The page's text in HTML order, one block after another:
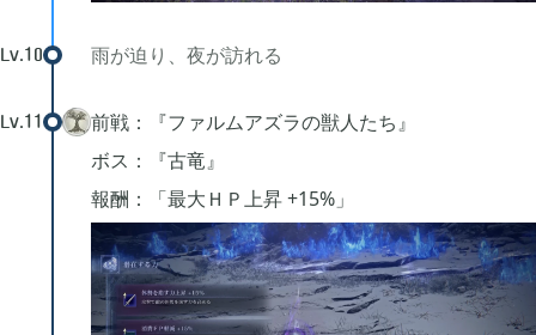
Lv.10 雨が迫り、夜が訪れる
Lv.11
前戦：『ファルムアズラの獣人たち』
ボス：『古竜』
報酬：「最大ＨＰ上昇 +15%」